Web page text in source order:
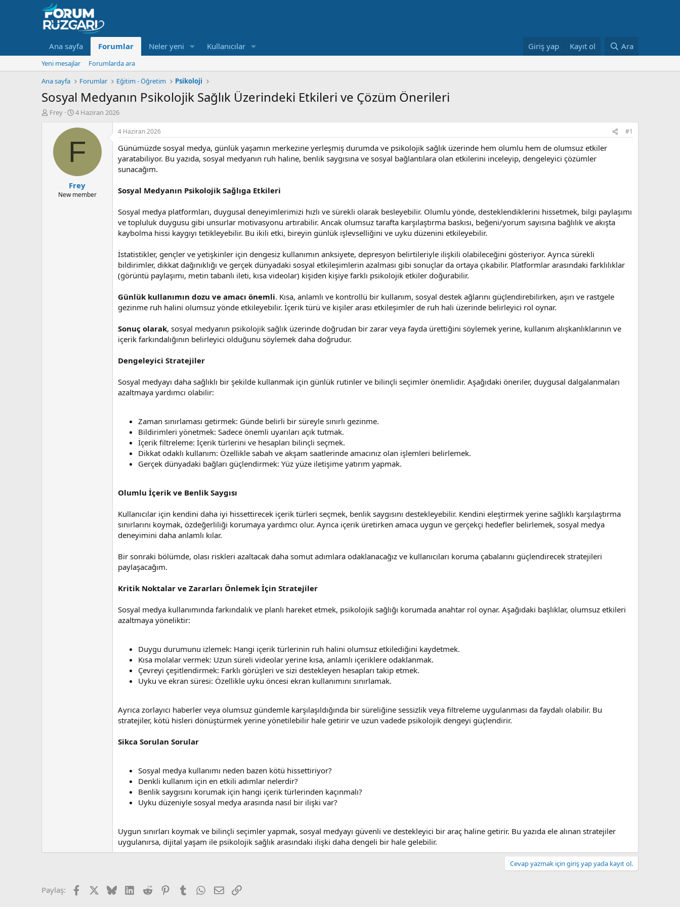
Ana sayfa Forumlar Neler yeni Kullanıcılar Giriş yap Kayıt ol Ara
Yeni mesajlar
Forumlarda ara
Ana sayfa
Forumlar Eğitim - Öğretim Psikoloji
Sosyal Medyanın Psikolojik Sağlık Üzerindeki Etkileri ve Çözüm Önerileri
K
Frey
B
ş
ı
ç
t
4 Haziran 2026
F
Frey
New member
4 Haziran 2026 #1
Günümüzde sosyal medya, günlük yaşamın merkezine yerleşmiş durumda ve psikolojik sağlık üzerinde hem olumlu hem de olumsuz etkiler
yaratabiliyor. Bu yazıda, sosyal medyanın ruh haline, benlik saygısına ve sosyal bağlantılara olan etkilerini inceleyip, dengeleyici çözümler
sunacağım.
Sosyal Medyanın Psikolojik Sağlıga Etkileri
Sosyal medya platformları, duygusal deneyimlerimizi hızlı ve sürekli olarak besleyebilir. Olumlu yönde, desteklendiklerini hissetmek, bilgi paylaşımı
ve topluluk duygusu gibi unsurlar motivasyonu artırabilir. Ancak olumsuz tarafta karşılaştırma baskısı, beğeni/yorum sayısına bağlılık ve akışta
kaybolma hissi kaygıyı tetikleyebilir. Bu ikili etki, bireyin günlük işlevselliğini ve uyku düzenini etkileyebilir.
İstatistikler, gençler ve yetişkinler için dengesiz kullanımın anksiyete, depresyon belirtileriyle ilişkili olabileceğini gösteriyor. Ayrıca sürekli
bildirimler, dikkat dağınıklığı ve gerçek dünyadaki sosyal etkileşimlerin azalması gibi sonuçlar da ortaya çıkabilir. Platformlar arasındaki farklılıklar
(görüntü paylaşımı, metin tabanlı ileti, kısa videolar) kişiden kişiye farklı psikolojik etkiler doğurabilir.
Günlük kullanımın dozu ve amacı önemli. Kısa, anlamlı ve kontrollü bir kullanım, sosyal destek ağlarını güçlendirebilirken, aşırı ve rastgele
gezinme ruh halini olumsuz yönde etkileyebilir. İçerik türü ve kişiler arası etkileşimler de ruh hali üzerinde belirleyici rol oynar.
Sonuç olarak, sosyal medyanın psikolojik sağlık üzerinde doğrudan bir zarar veya fayda ürettiğini söylemek yerine, kullanım alışkanlıklarının ve
içerik farkındalığının belirleyici olduğunu söylemek daha doğrudur.
Dengeleyici Stratejiler
Sosyal medyayı daha sağlıklı bir şekilde kullanmak için günlük rutinler ve bilinçli seçimler önemlidir. Aşağıdaki öneriler, duygusal dalgalanmaları
azaltmaya yardımcı olabilir:
Zaman sınırlaması getirmek: Günde belirli bir süreyle sınırlı gezinme.
Bildirimleri yönetmek: Sadece önemli uyarıları açık tutmak.
İçerik filtreleme: İçerik türlerini ve hesapları bilinçli seçmek.
Dikkat odaklı kullanım: Özellikle sabah ve akşam saatlerinde amacınız olan işlemleri belirlemek.
Gerçek dünyadaki bağları güçlendirmek: Yüz yüze iletişime yatırım yapmak.
Olumlu İçerik ve Benlik Saygısı
Kullanıcılar için kendini daha iyi hissettirecek içerik türleri seçmek, benlik saygısını destekleyebilir. Kendini eleştirmek yerine sağlıklı karşılaştırma
sınırlarını koymak, özdeğerliliği korumaya yardımcı olur. Ayrıca içerik üretirken amaca uygun ve gerçekçi hedefler belirlemek, sosyal medya
deneyimini daha anlamlı kılar.
Bir sonraki bölümde, olası riskleri azaltacak daha somut adımlara odaklanacağız ve kullanıcıları koruma çabalarını güçlendirecek stratejileri
paylaşacağım.
Kritik Noktalar ve Zararları Önlemek İçin Stratejiler
Sosyal medya kullanımında farkındalık ve planlı hareket etmek, psikolojik sağlığı korumada anahtar rol oynar. Aşağıdaki başlıklar, olumsuz etkileri
azaltmaya yöneliktir:
Duygu durumunu izlemek: Hangi içerik türlerinin ruh halini olumsuz etkilediğini kaydetmek.
Kısa molalar vermek: Uzun süreli videolar yerine kısa, anlamlı içeriklere odaklanmak.
Çevreyi çeşitlendirmek: Farklı görüşleri ve sizi destekleyen hesapları takip etmek.
Uyku ve ekran süresi: Özellikle uyku öncesi ekran kullanımını sınırlamak.
Ayrıca zorlayıcı haberler veya olumsuz gündemle karşılaşıldığında bir süreliğine sessizlik veya filtreleme uygulanması da faydalı olabilir. Bu
stratejiler, kötü hisleri dönüştürmek yerine yönetilebilir hale getirir ve uzun vadede psikolojik dengeyi güçlendirir.
Sikca Sorulan Sorular
Sosyal medya kullanımı neden bazen kötü hissettiriyor?
Denkli kullanım için en etkili adımlar nelerdir?
Benlik saygısını korumak için hangi içerik türlerinden kaçınmalı?
Uyku düzeniyle sosyal medya arasında nasıl bir ilişki var?
Uygun sınırları koymak ve bilinçli seçimler yapmak, sosyal medyayı güvenli ve destekleyici bir araç haline getirir. Bu yazıda ele alınan stratejiler
uygulanırsa, dijital yaşam ile psikolojik sağlık arasındaki ilişki daha dengeli bir hale gelebilir.
Cevap yazmak için giriş yap yada kayıt ol.
Paylaş: FacebookX (Twitter)
BlueskyLinkedIn
Reddit PinterestTumblr WhatsApp
E-postaLink